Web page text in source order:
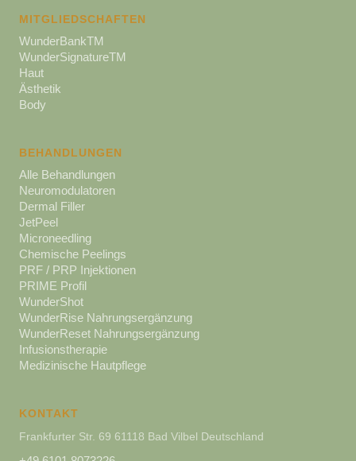
KONTAKT
Frankfurter Str. 69 61118 Bad Vilbel Deutschland
MITGLIEDSCHAFTEN
WunderBankTM
WunderSignatureTM
Haut
Ästhetik
Body
BEHANDLUNGEN
Alle Behandlungen
Neuromodulatoren
Dermal Filler
JetPeel
Microneedling
Chemische Peelings
PRF / PRP Injektionen
PRIME Profil
WunderShot
WunderRise Nahrungsergänzung
WunderReset Nahrungsergänzung
Infusionstherapie
Medizinische Hautpflege